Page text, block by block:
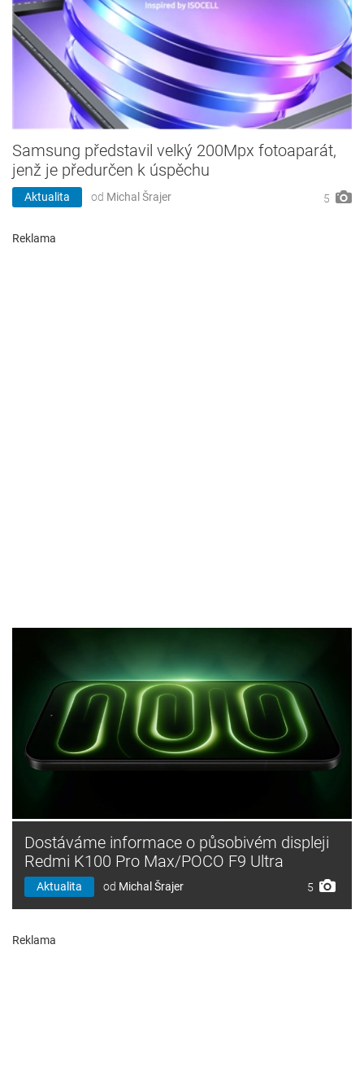
Samsung představil velký 200Mpx fotoaparát,
jenž je předurčen k úspěchu
Aktualita od Michal Šrajer 5
Reklama
Dostáváme informace o působivém displeji
Redmi K100 Pro Max/POCO F9 Ultra
Aktualita od Michal Šrajer 5
Reklama